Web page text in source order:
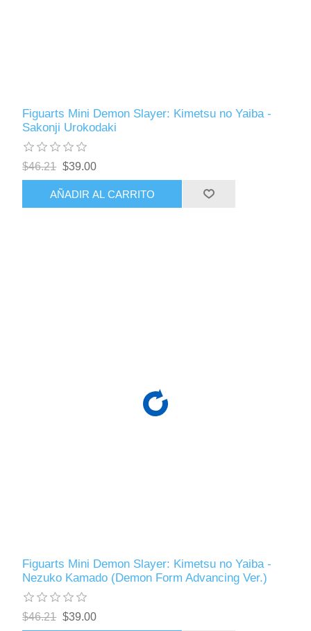
Figuarts Mini Demon Slayer: Kimetsu no Yaiba -
Sakonji Urokodaki
$46.21 $39.00
AÑADIR AL CARRITO
Figuarts Mini Demon Slayer: Kimetsu no Yaiba -
Nezuko Kamado (Demon Form Advancing Ver.)
$46.21 $39.00